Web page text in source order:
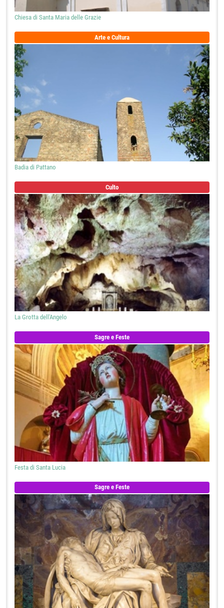
Chiesa di Santa Maria delle Grazie
Arte e Cultura
Badia di Pattano
Culto
La Grotta dell'Angelo
Sagre e Feste
Festa di Santa Lucia
Sagre e Feste